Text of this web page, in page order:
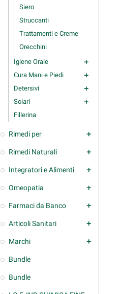
Siero
Struccanti
Trattamenti e Creme
Orecchini
Igiene Orale
add
Cura Mani e Piedi add
Detersivi add
Solari add
Fillerina
Rimedi per add
Rimedi Naturali add
Integratori e Alimenti add
Omeopatia add
Farmaci da Banco add
Articoli Sanitari add
Marchi add
Bundle
Bundle